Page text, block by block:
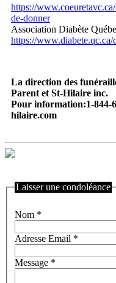
https://
de-donner
Association Diabète
https://
La direction des
Parent et St-Hilaire inc.
Pour information:1-844-
hilaire.com
Laisser une condoléance
Nom *
Adresse Email *
Message *